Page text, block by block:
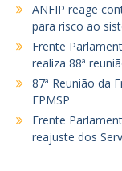
ANFIP reage
para risco ao
Frente
realiza 88ª
87ª Reunião da
FPMSP
Frente
reajuste dos